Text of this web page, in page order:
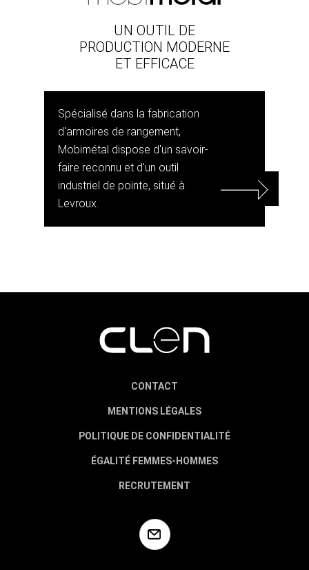
UN OUTIL DE
PRODUCTION MODERNE
ET EFFICACE
Spécialisé dans la fabrication
d'armoires de rangement,
Mobimétal dispose d'un savoir-
faire reconnu et d'un outil
industriel de pointe, situé à
Levroux.
CONTACT
MENTIONS LÉGALES
POLITIQUE DE CONFIDENTIALITÉ
ÉGALITÉ FEMMES-HOMMES
RECRUTEMENT